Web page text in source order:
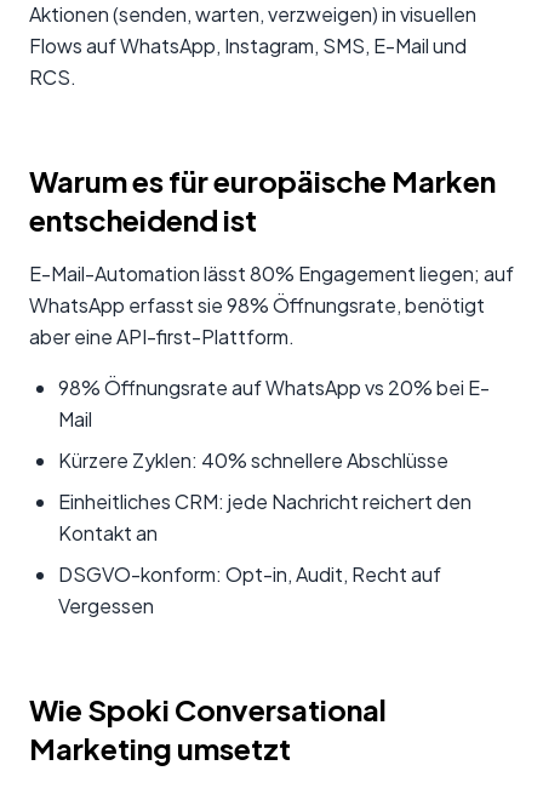
Aktionen (senden, warten, verzweigen) in visuellen
Flows auf WhatsApp, Instagram, SMS, E-Mail und
RCS.
Warum es für europäische Marken
entscheidend ist
E-Mail-Automation lässt 80% Engagement liegen; auf
WhatsApp erfasst sie 98% Öffnungsrate, benötigt
aber eine API-first-Plattform.
98% Öffnungsrate auf WhatsApp vs 20% bei E-
Mail
Kürzere Zyklen: 40% schnellere Abschlüsse
Einheitliches CRM: jede Nachricht reichert den
Kontakt an
DSGVO-konform: Opt-in, Audit, Recht auf
Vergessen
Wie Spoki Conversational
Marketing umsetzt